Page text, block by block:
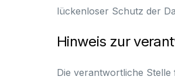
lückenloser Schutz der
Hinweis zur
Die verantwortliche Stelle